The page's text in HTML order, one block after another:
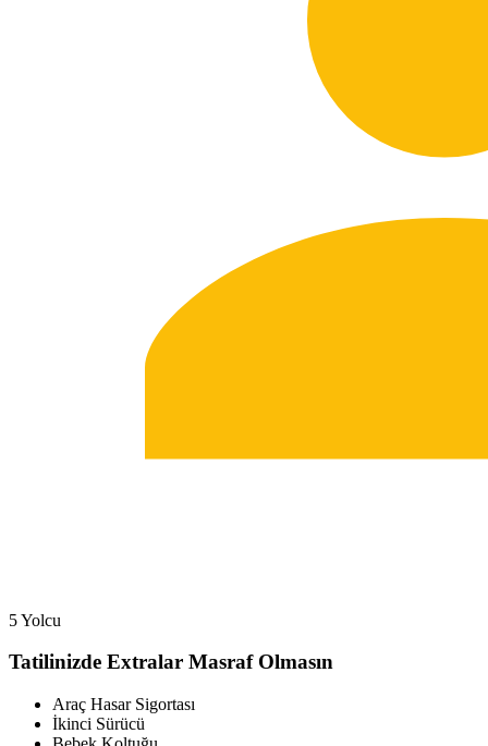
5 Yolcu
Tatilinizde Extralar Masraf Olmasın
Araç Hasar Sigortası
İkinci Sürücü